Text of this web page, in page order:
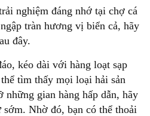
nghiệm đáng nhớ tại chợ cá
tràn hương vị biển cả, hãy
đây.
kéo dài với hàng loạt sạp
tìm thấy mọi loại hải sản
gian hàng hấp dẫn, hãy
Nhờ đó, bạn có thể thoải